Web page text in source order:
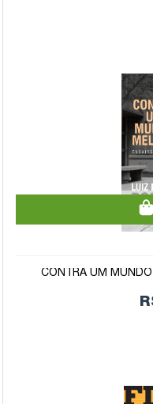
CONTRA UM